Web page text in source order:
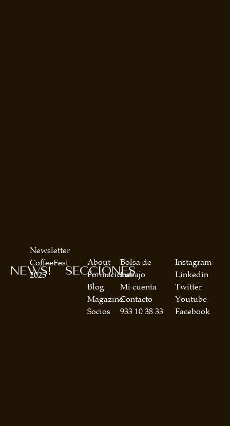
SECCIONES
About
Formaciones
Blog
Magazine
Socios
Bolsa de
trabajo
Mi cuenta
Contacto
933 10 38 33
NEWS!
Newsletter
CoffeeFest
2025
Instagram
Linkedin
Twitter
Youtube
Facebook